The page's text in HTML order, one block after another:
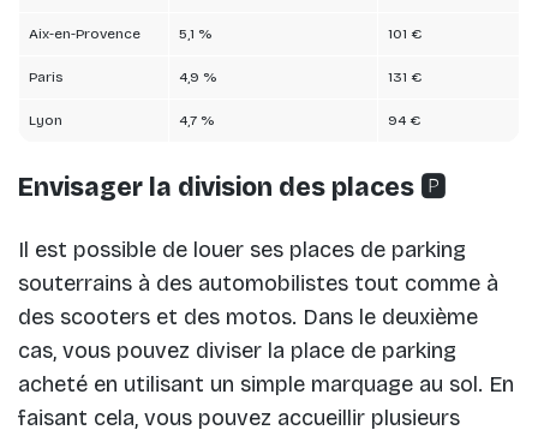
Aix-en-Provence 5,1 % 101 €
Paris 4,9 % 131 €
Lyon 4,7 % 94 €
Envisager la division des places 🅿️
Il est possible de louer ses places de parking
souterrains à des automobilistes tout comme à
des scooters et des motos. Dans le deuxième
cas, vous pouvez diviser la place de parking
acheté en utilisant un simple marquage au sol. En
faisant cela, vous pouvez accueillir plusieurs